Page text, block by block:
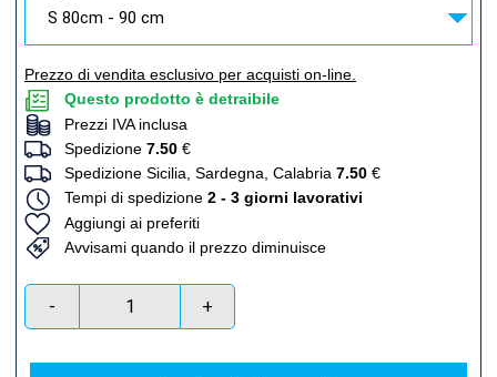
Prezzo di vendita esclusivo per acquisti on-line.
Questo prodotto è detraibile
Prezzi IVA inclusa
Spedizione 7.50 €
Spedizione Sicilia, Sardegna, Calabria 7.50 €
Tempi di spedizione 2 - 3 giorni lavorativi
Aggiungi ai preferiti
Avvisami quando il prezzo diminuisce
- +